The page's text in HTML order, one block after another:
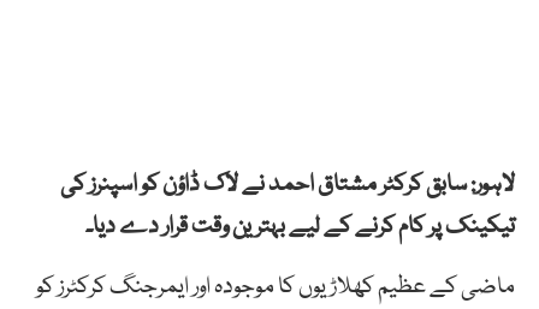
لاہور: سابق کرکٹر مشتاق احمد نے لاک ڈاؤن کو اسپنرز کی
تیکینک پر کام کرنے کے لیے بہترین وقت قرار دے دیا۔
ماضی کے عظیم کھلاڑیوں کا موجودہ اور ایمرجنگ کرکٹرز کو